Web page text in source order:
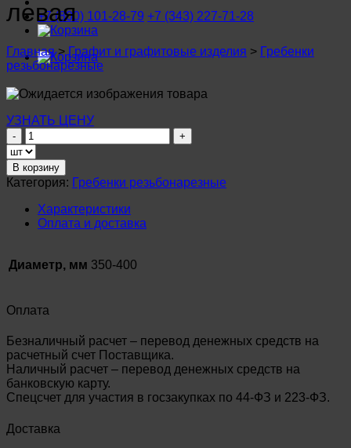
+7 (800) 101-28-79 +7 (343) 227-71-28
левая
Главная >Графит и графитовые изделия > Гребенки
резьбонарезные
УЗНАТЬ ЦЕНУ
Количество
товара
Резьбонарезная
головка
диаметром
350-
400
мм
В корзину
Категория: Гребенки резьбонарезные
Характеристики
Оплата и доставка
Диаметр, мм 350-400
Оплата
Безналичный расчет – перевод денежных средств на
расчетный счет Поставщика.
Наличный расчет – перевод денежных средств на
банковскую карту.
Спецсчет для участия в госзакупках по 44-ФЗ и 223-ФЗ.
Доставка